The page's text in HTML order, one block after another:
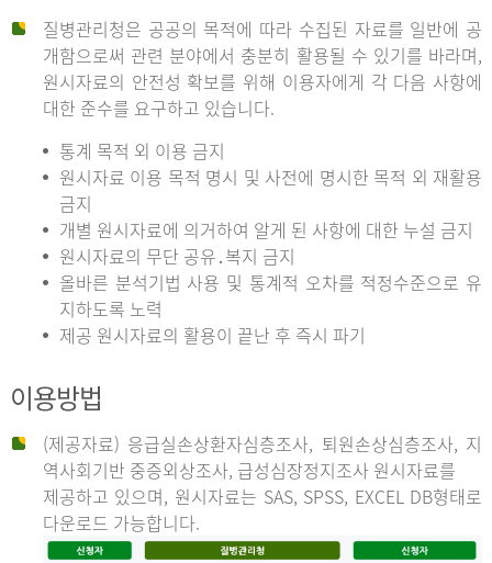
질병관리청은 공공의 목적에 따라 수집된 자료를 일반에 공
개함으로써 관련 분야에서 충분히 활용될 수 있기를 바라며,
원시자료의 안전성 확보를 위해 이용자에게 각 다음 사항에
대한 준수를 요구하고 있습니다.
통계 목적 외 이용 금지
원시자료 이용 목적 명시 및 사전에 명시한 목적 외 재활용
금지
개별 원시자료에 의거하여 알게 된 사항에 대한 누설 금지
원시자료의 무단 공유․복지 금지
올바른 분석기법 사용 및 통계적 오차를 적정수준으로 유
지하도록 노력
제공 원시자료의 활용이 끝난 후 즉시 파기
이용방법
(제공자료) 응급실손상환자심층조사, 퇴원손상심층조사, 지
역사회기반 중증외상조사, 급성심장정지조사 원시자료를
제공하고 있으며, 원시자료는 SAS, SPSS, EXCEL DB형태로
다운로드 가능합니다.